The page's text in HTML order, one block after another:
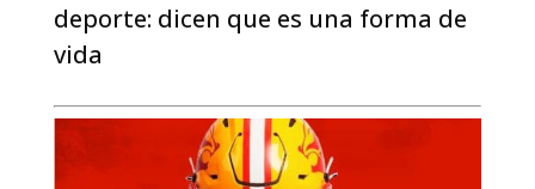
deporte: dicen que es una forma de
vida